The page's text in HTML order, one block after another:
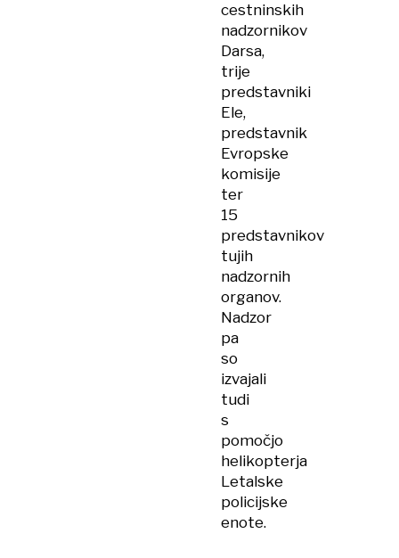
cestninskih
nadzornikov
Darsa,
trije
predstavniki
Ele,
predstavnik
Evropske
komisije
ter
15
predstavnikov
tujih
nadzornih
organov.
Nadzor
pa
so
izvajali
tudi
s
pomočjo
helikopterja
Letalske
policijske
enote.